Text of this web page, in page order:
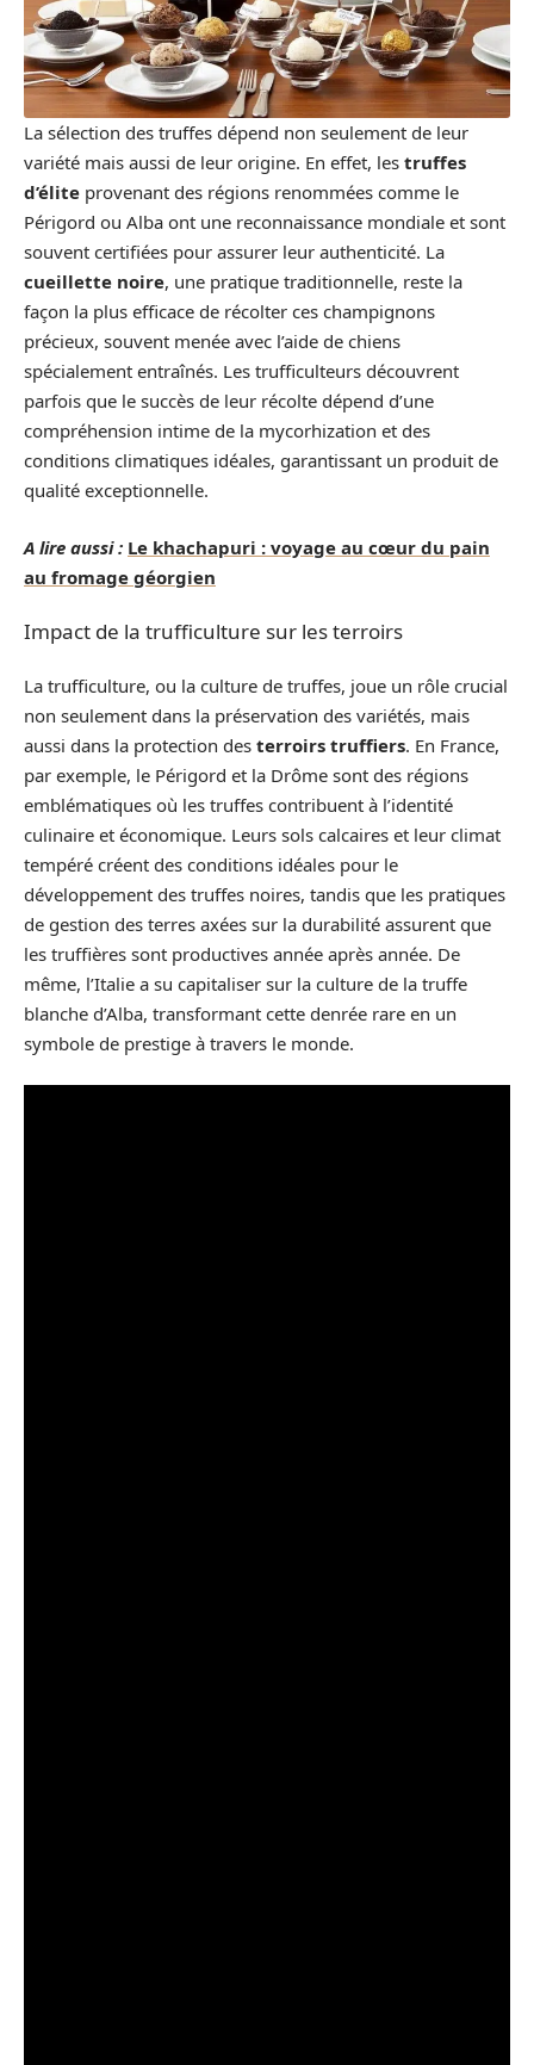
La sélection des truffes dépend non seulement de leur
variété mais aussi de leur origine. En effet, les truffes
d’élite provenant des régions renommées comme le
Périgord ou Alba ont une reconnaissance mondiale et sont
souvent certifiées pour assurer leur authenticité. La
cueillette noire, une pratique traditionnelle, reste la
façon la plus efficace de récolter ces champignons
précieux, souvent menée avec l’aide de chiens
spécialement entraînés. Les trufficulteurs découvrent
parfois que le succès de leur récolte dépend d’une
compréhension intime de la mycorhization et des
conditions climatiques idéales, garantissant un produit de
qualité exceptionnelle.
A lire aussi : Le khachapuri : voyage au cœur du pain
au fromage géorgien
Impact de la trufficulture sur les terroirs
La trufficulture, ou la culture de truffes, joue un rôle crucial
non seulement dans la préservation des variétés, mais
aussi dans la protection des terroirs truffiers. En France,
par exemple, le Périgord et la Drôme sont des régions
emblématiques où les truffes contribuent à l’identité
culinaire et économique. Leurs sols calcaires et leur climat
tempéré créent des conditions idéales pour le
développement des truffes noires, tandis que les pratiques
de gestion des terres axées sur la durabilité assurent que
les truffières sont productives année après année. De
même, l’Italie a su capitaliser sur la culture de la truffe
blanche d’Alba, transformant cette denrée rare en un
symbole de prestige à travers le monde.